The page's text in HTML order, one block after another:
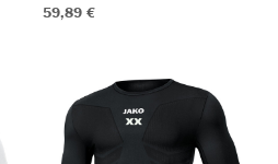
59,89 €